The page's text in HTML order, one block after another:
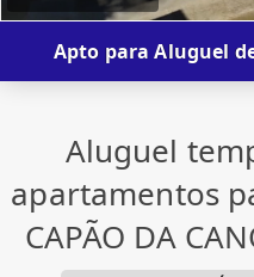
Apto para Aluguel
Aluguel
apartamentos
CAPÃO DA